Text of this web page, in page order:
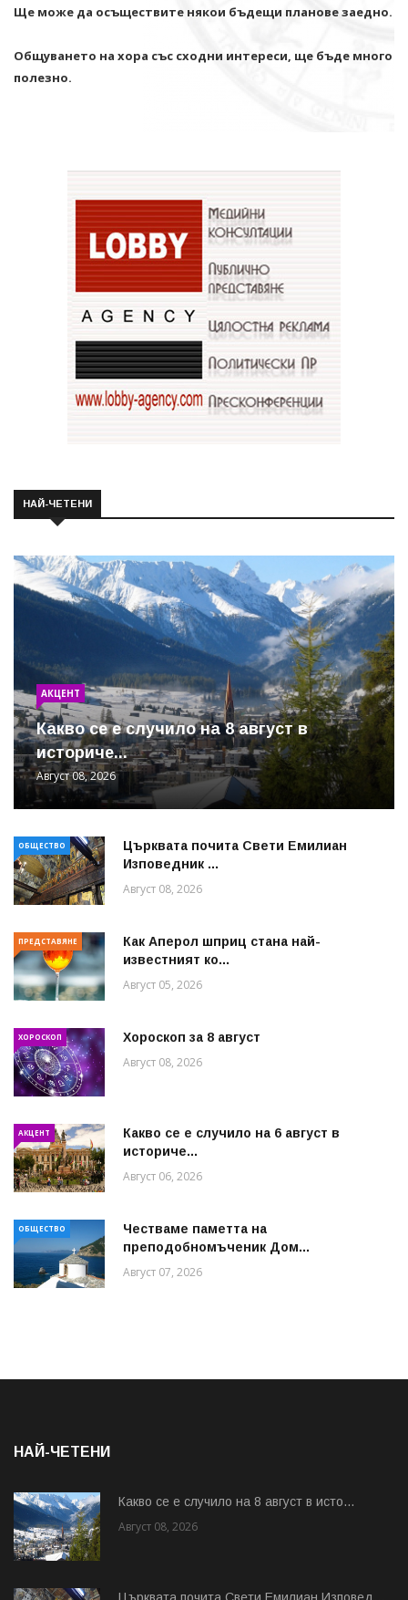
Ще може да осъществите някои бъдещи планове заедно.
Общуването на хора със сходни интереси, ще бъде много
полезно.
НАЙ-ЧЕТЕНИ
АКЦЕНТ
Какво се е случило на 8 август в
историче...
Август 08, 2026
ОБЩЕСТВО
Църквата почита Свeти Емилиан
Изповедник ...
Август 08, 2026
ПРЕДСТАВЯНЕ
Как Аперол шприц стана най-
известният ко...
Август 05, 2026
ХОРОСКОП Хороскоп за 8 август
Август 08, 2026
АКЦЕНТ
Какво се е случило на 6 август в
историче...
Август 06, 2026
ОБЩЕСТВО
Честваме паметта на
преподобномъченик Дом...
Август 07, 2026
НАЙ-ЧЕТЕНИ
Какво се е случило на 8 август в исто...
Август 08, 2026
Църквата почита Свeти Емилиан Изповед...